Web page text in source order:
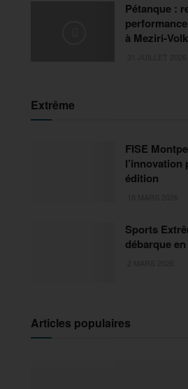
Pétanque :
à Meziri-
Extrême
FISE
l’innovation
édition
Sports
débarque
Articles populaires